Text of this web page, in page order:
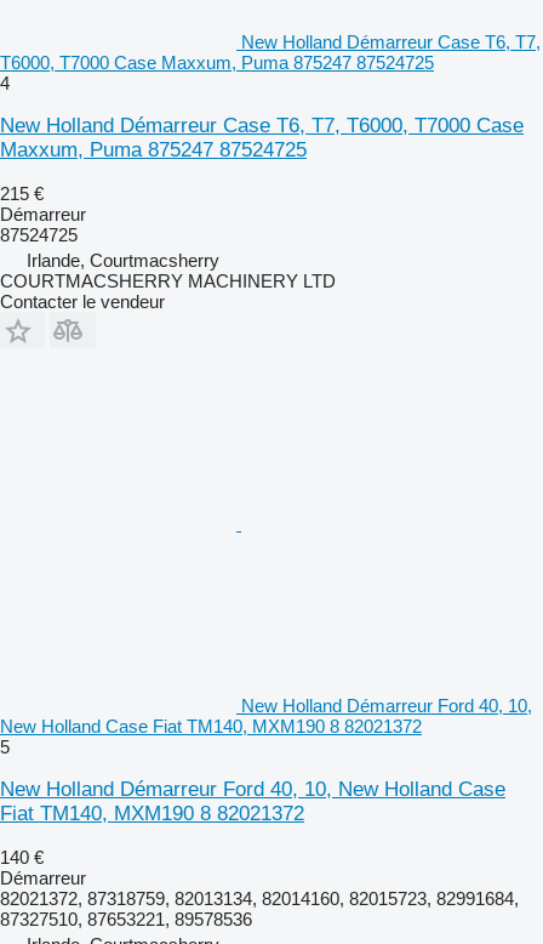
New Holland Démarreur Case T6, T7,
T6000, T7000 Case Maxxum, Puma 875247 87524725
4
New Holland Démarreur Case T6, T7, T6000, T7000 Case
Maxxum, Puma 875247 87524725
215 €
Démarreur
87524725
Irlande, Courtmacsherry
COURTMACSHERRY MACHINERY LTD
Contacter le vendeur
New Holland Démarreur Ford 40, 10,
New Holland Case Fiat TM140, MXM190 8 82021372
5
New Holland Démarreur Ford 40, 10, New Holland Case
Fiat TM140, MXM190 8 82021372
140 €
Démarreur
82021372, 87318759, 82013134, 82014160, 82015723, 82991684,
87327510, 87653221, 89578536